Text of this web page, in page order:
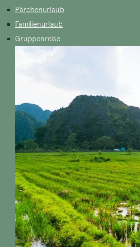
Pärchenurlaub
Familienurlaub
Gruppenreise
Enzephalitis, wenn Sie einen
oder einen Aufenthalt in
planen;
verwenden;
Kleidung tragen ;
Insektiziden imprägnierten
;
Campingplätzen bevorzugen.